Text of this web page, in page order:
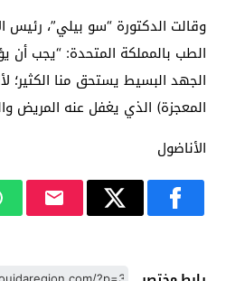
وقالت الدكتورة “سو بيلي”، رئيس
الطب بالمملكة المتحدة: “يجب أن
الجهد البسيط يستحق منا الكثير؛
المعجزة) الذي يغفل عنه المريض
الأناضول